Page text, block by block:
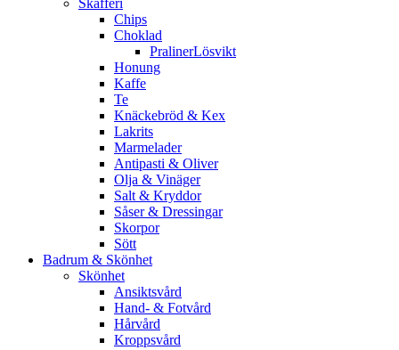
Skafferi
Chips
Choklad
PralinerLösvikt
Honung
Kaffe
Te
Knäckebröd & Kex
Lakrits
Marmelader
Antipasti & Oliver
Olja & Vinäger
Salt & Kryddor
Såser & Dressingar
Skorpor
Sött
Badrum & Skönhet
Skönhet
Ansiktsvård
Hand- & Fotvård
Hårvård
Kroppsvård